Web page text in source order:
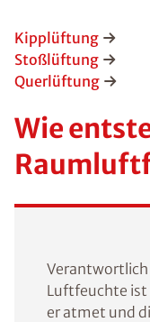
Kipplüftung
Stoßlüftung
Querlüftung
Wie
Luftfeuchte ist
er atmet und